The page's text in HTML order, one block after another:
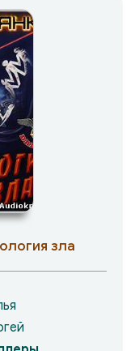
новом месте,
морду!
зла